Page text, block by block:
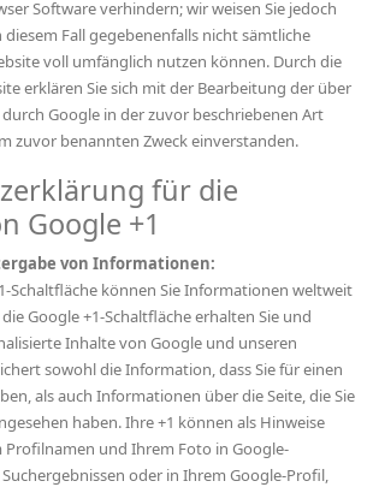
Software verhindern; wir weisen Sie jedoch
diesem Fall gegebenenfalls nicht sämtliche
voll umfänglich nutzen können. Durch die
erklären Sie sich mit der Bearbeitung der über
Google in der zuvor beschriebenen Art
zuvor benannten Zweck einverstanden.
für die
Google +1
von Informationen:
Schaltfläche können Sie Informationen weltweit
Google +1-Schaltfläche erhalten Sie und
Inhalte von Google und unseren
sowohl die Information, dass Sie für einen
als auch Informationen über die Seite, die Sie
haben. Ihre +1 können als Hinweise
und Ihrem Foto in Google-
oder in Ihrem Google-Profil,